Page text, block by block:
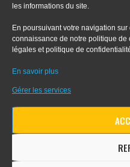
les informations du site.
En poursuivant votre navigation
connaissance de notre politique
légales et politique de
En savoir plus
Gérer les services
- Apprendre le digital painting
- Apprendre la perspective